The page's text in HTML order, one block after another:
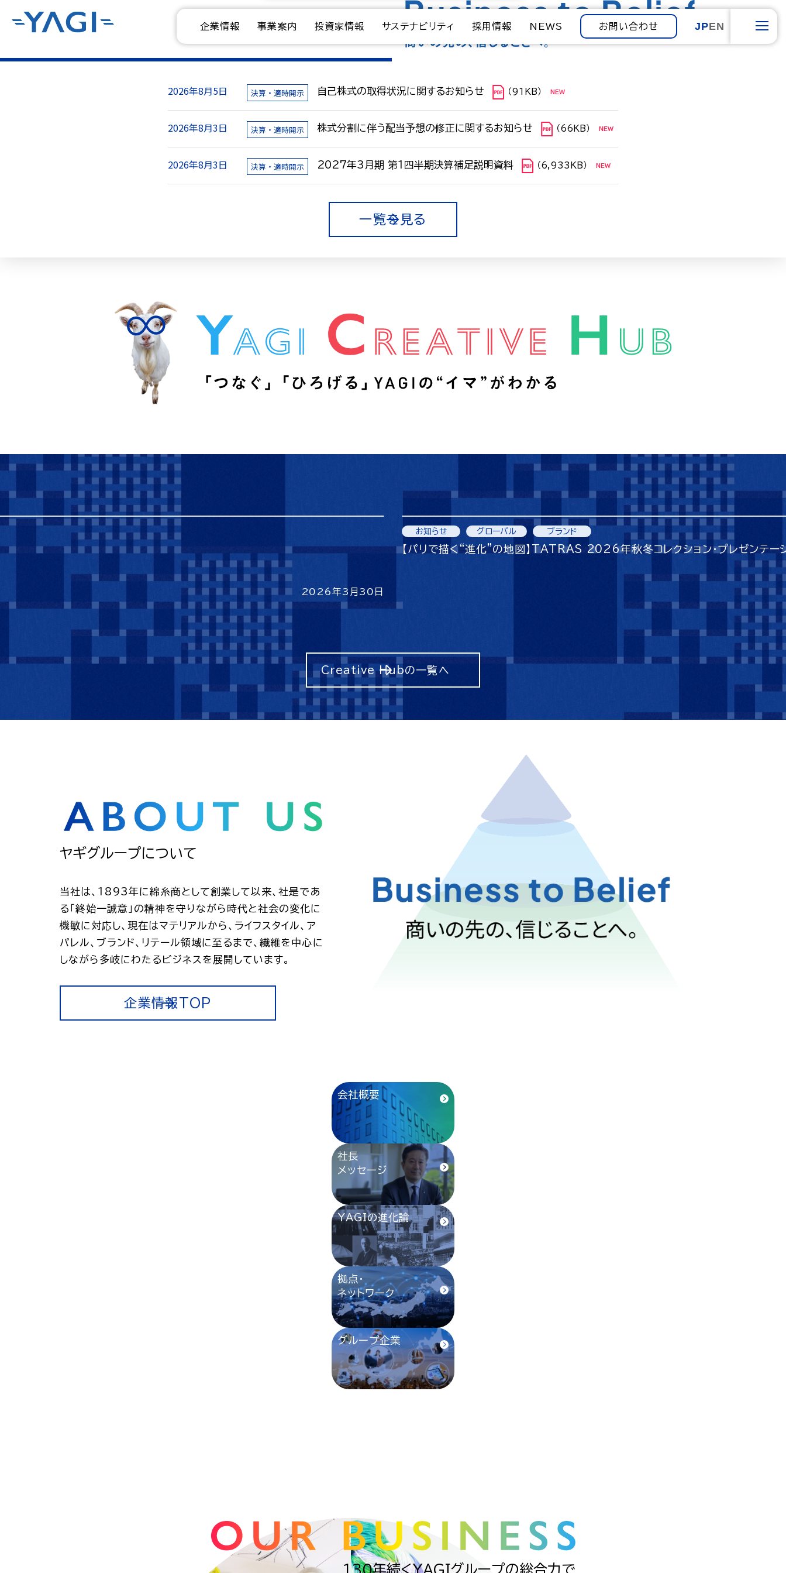
企業情報 事業案内 投資家情報 サステナビリティ 採用情報 NEWS お問い合わせ JPEN
2026年8月5日 決算・適時開示 自己株式の取得状況に関するお知らせ （91KB）
2026年8月3日 決算・適時開示 株式分割に伴う配当予想の修正に関するお知らせ （66KB）
2026年8月3日 決算・適時開示 2027年3月期 第1四半期決算補足説明資料 （6,933KB）
一覧を見る
2026年3月30日
お知らせ グローバル ブランド
【パリで描く“進化”の地図】TATRAS 2026年秋冬コレクション・プレゼンテー
Creative Hubの一覧へ
ヤギグループについて
当社は、1893年に綿糸商として創業して以来、社是であ
る「終始一誠意」の精神を守りながら時代と社会の変化に
機敏に対応し、現在はマテリアルから、ライフスタイル、ア
パレル、ブランド、リテール領域に至るまで、繊維を中心に
しながら多岐にわたるビジネスを展開しています。
企業情報TOP
会社概要
社長
メッセージ
YAGIの進化論
拠点・
ネットワーク
グループ企業
130年続くYAGIグループの総合力で